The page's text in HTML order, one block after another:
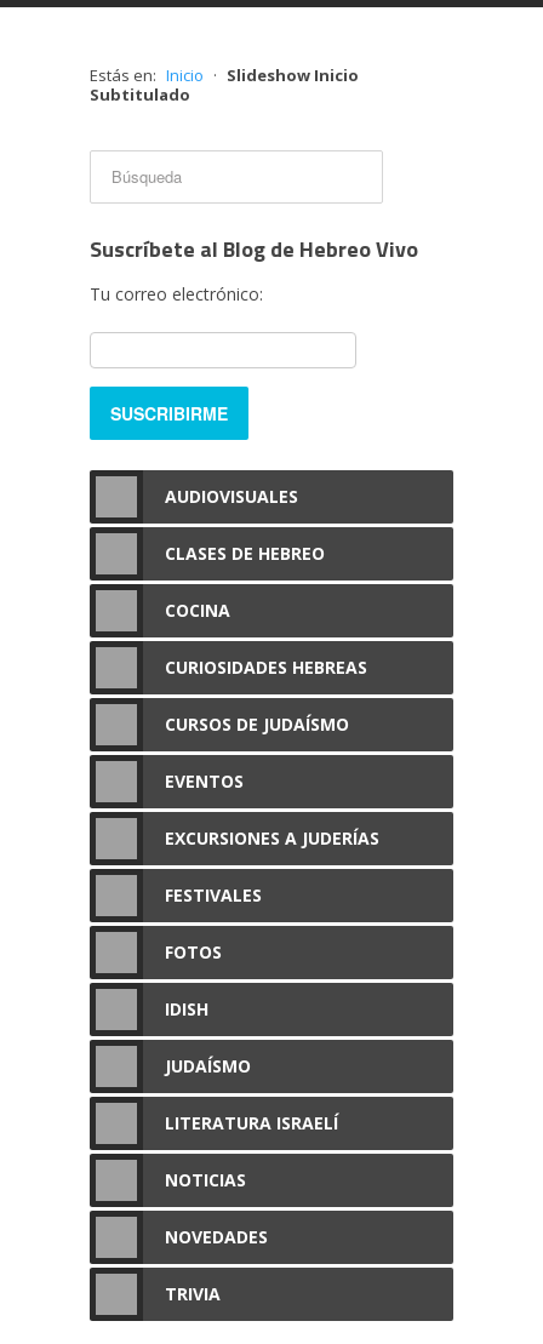
Estás en: Inicio · Slideshow Inicio
Subtitulado
Suscríbete al Blog de Hebreo Vivo
Tu correo electrónico:
AUDIOVISUALES
CLASES DE HEBREO
COCINA
CURIOSIDADES HEBREAS
CURSOS DE JUDAÍSMO
EVENTOS
EXCURSIONES A JUDERÍAS
FESTIVALES
FOTOS
IDISH
JUDAÍSMO
LITERATURA ISRAELÍ
NOTICIAS
NOVEDADES
TRIVIA
AQUÍ Acepto